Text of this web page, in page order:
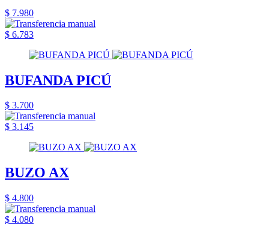
$ 7.980
$ 6.783
BUFANDA PICÚ
$ 3.700
$ 3.145
BUZO AX
$ 4.800
$ 4.080